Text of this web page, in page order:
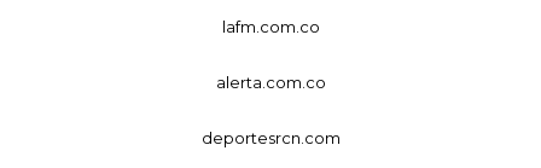
lafm.com.co
alerta.com.co
deportesrcn.com